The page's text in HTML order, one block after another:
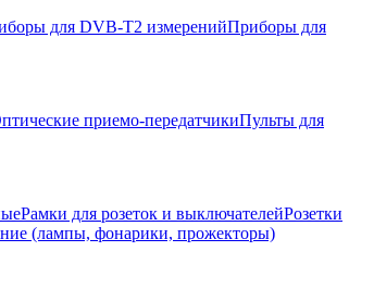
для DVB-T2 измеренийПриборы для
приемо-передатчикиПульты для
Рамки для розеток и выключателейРозетки
(лампы, фонарики, прожекторы)